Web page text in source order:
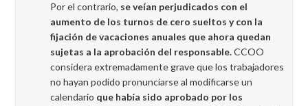
Por el contrario, se veían perjudicados con el
aumento de los turnos de cero sueltos y con la
fijación de vacaciones anuales que ahora quedan
sujetas a la aprobación del responsable.CCOO
considera extremadamente grave que los trabajadores
no hayan podido pronunciarse al modificarse un
calendario que había sido aprobado por los